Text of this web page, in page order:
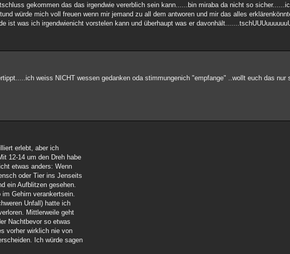
gekommen das das irgendwie vererblich sein kann......bin miraba da nicht so
würde mich voll freuen wenn mir jemand zu all dem antworen und mir das alles
ist was ich irgendwienicht vorstelen kann und überhaupt was er
weiss NICHT wessen gedanken oda stimmungenich "empfange" ..wollt euch das nur
erlebt, aber ich
12-14 um den Dreh habe
etwas anders: Wenn
oder Tier ins Jenseits
ein Aufblitzen gesehen.
Gehirn verankertsein.
Unfall) hatte ich
Mittlerweile geht
Nachtbevor so etwas
vorher wirklich nie von
Ich würde sagen